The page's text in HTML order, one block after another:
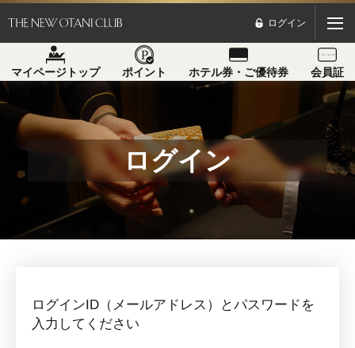
ログイン
マイページトップ ポイント ホテル券・ご優待券 会員証
ログイン
ログインID（メールアドレス）とパスワードを
入力してください